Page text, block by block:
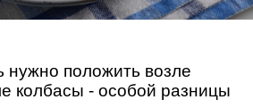
нужно положить возле
колбасы - особой разницы